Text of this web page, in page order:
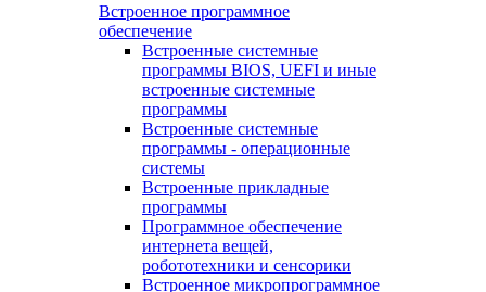
Встроенное программное
обеспечение
Встроенные системные
программы BIOS, UEFI и иные
встроенные системные
программы
Встроенные системные
программы - операционные
системы
Встроенные прикладные
программы
Программное обеспечение
интернета вещей,
робототехники и сенсорики
Встроенное микропрограммное